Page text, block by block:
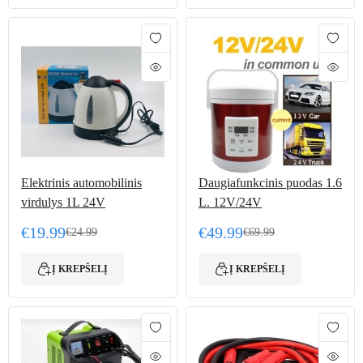
Elektrinis automobilinis
virdulys 1L 24V
€24.99
Original price was: €24.99.
€19.99
Current price is: €19.99.
Į KREPŠELĮ
Daugiafunkcinis puodas 1.6
L. 12V/24V
€69.99
Original price was:
€49.99
Current price is: €49.99.
Į KREPŠELĮ